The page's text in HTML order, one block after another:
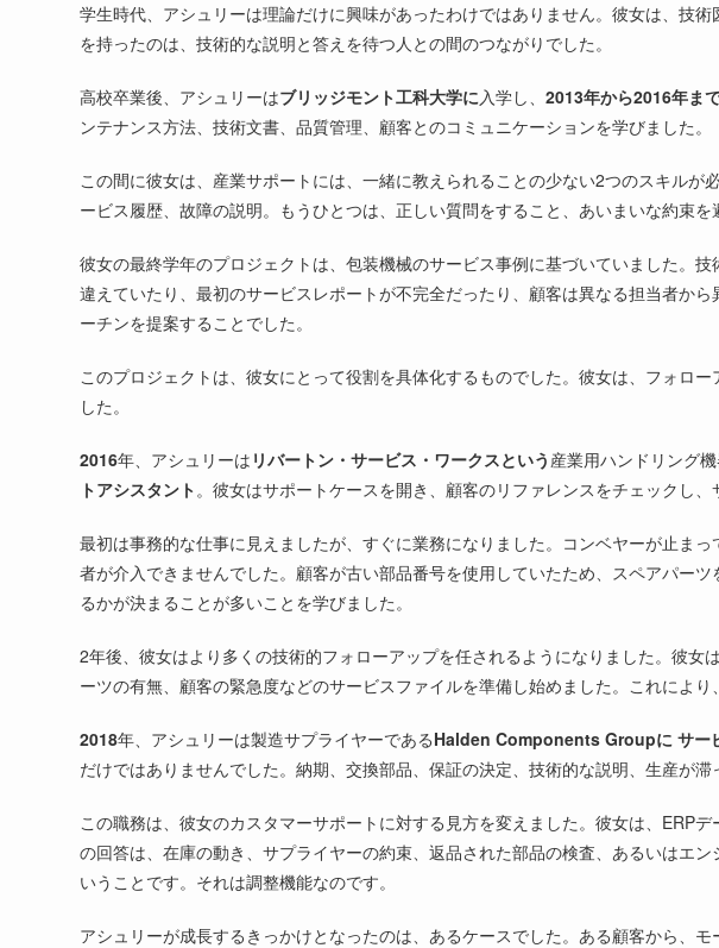
学生時代、アシュリーは理論だけに興味があったわけではありません。彼女は、技
を持ったのは、技術的な説明と答えを待つ人との間のつながりでした。
高校卒業後、アシュリーはブリッジモント工科大学に入学し、2013年から2016年ま
ンテナンス方法、技術文書、品質管理、顧客とのコミュニケーションを学びました。
この間に彼女は、産業サポートには、一緒に教えられることの少ない2つのスキル
ービス履歴、故障の説明。もうひとつは、正しい質問をすること、あいまいな約束
彼女の最終学年のプロジェクトは、包装機械のサービス事例に基づいていました。
違えていたり、最初のサービスレポートが不完全だったり、顧客は異なる担当者か
ーチンを提案することでした。
このプロジェクトは、彼女にとって役割を具体化するものでした。彼女は、フォロ
した。
2016年、アシュリーは リバートン・サービス・ワークスという 産業用ハンドリング
トアシスタント。彼女はサポートケースを開き、顧客のリファレンスをチェックし
最初は事務的な仕事に見えましたが、すぐに業務になりました。コンベヤーが止ま
者が介入できませんでした。顧客が古い部品番号を使用していたため、スペアパー
るかが決まることが多いことを学びました。
2年後、彼女はより多くの技術的フォローアップを任されるようになりました。彼
ーツの有無、顧客の緊急度などのサービスファイルを準備し始めました。これによ
2018年、アシュリーは製造サプライヤーであるHalden Components Groupに サー
だけではありませんでした。納期、交換部品、保証の決定、技術的な説明、生産が
この職務は、彼女のカスタマーサポートに対する見方を変えました。彼女は、ERP
の回答は、在庫の動き、サプライヤーの約束、返品された部品の検査、あるいはエ
いうことです。それは調整機能なのです。
アシュリーが成長するきっかけとなったのは、あるケースでした。ある顧客から、